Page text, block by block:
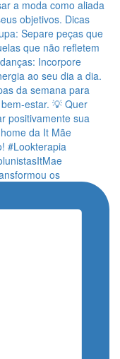
os